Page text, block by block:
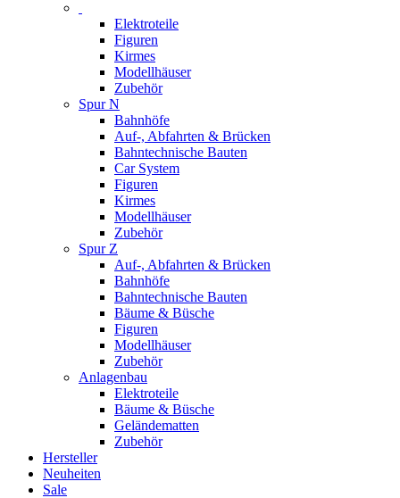
Elektroteile
Figuren
Kirmes
Modellhäuser
Zubehör
Spur N
Bahnhöfe
Auf-, Abfahrten & Brücken
Bahntechnische Bauten
Car System
Figuren
Kirmes
Modellhäuser
Zubehör
Spur Z
Auf-, Abfahrten & Brücken
Bahnhöfe
Bahntechnische Bauten
Bäume & Büsche
Figuren
Modellhäuser
Zubehör
Anlagenbau
Elektroteile
Bäume & Büsche
Geländematten
Zubehör
Hersteller
Neuheiten
Sale